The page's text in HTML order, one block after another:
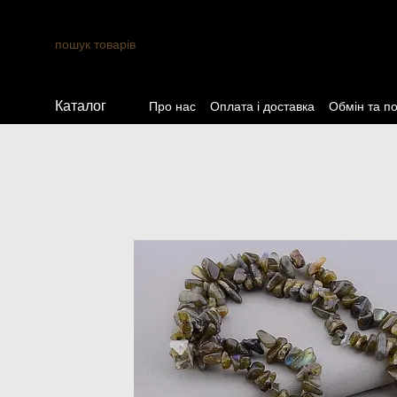
Каталог Про нас Оплата і доставка Обмін та